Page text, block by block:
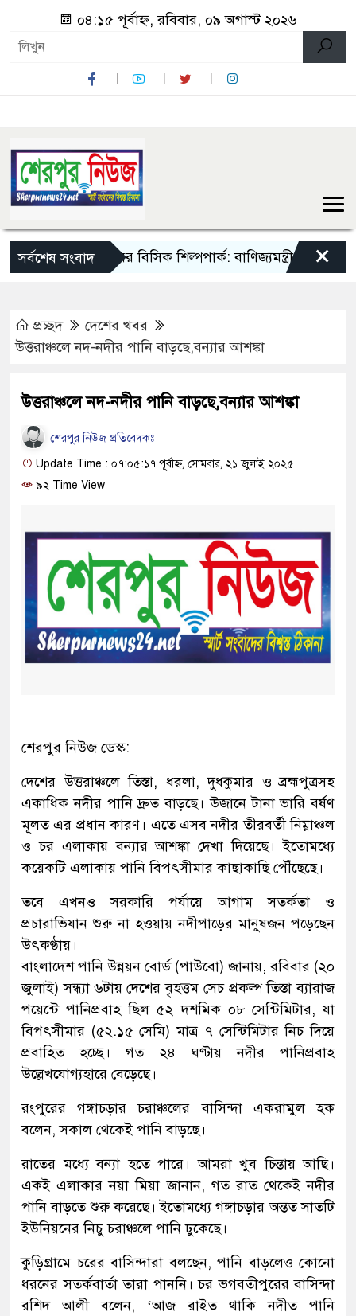
০৪:১৫ পূর্বাহ্ন, রবিবার, ০৯ অগাস্ট ২০২৬
সর্বশেষ সংবাদ
৪০০ একরের বিসিক শিল্পপার্ক: বাণিজ্যমন্ত্রী তিন মন্ত্রী-
×
প্রচ্ছদ
দেশের খবর
উত্তরাঞ্চলে নদ-নদীর পানি বাড়ছে,বন্যার আশঙ্কা
উত্তরাঞ্চলে নদ-নদীর পানি বাড়ছে,বন্যার আশঙ্কা
শেরপুর নিউজ প্রতিবেদকঃ
Update Time : ০৭:০৫:১৭ পূর্বাহ্ন, সোমবার, ২১ জুলাই ২০২৫
৯২ Time View
শেরপুর নিউজ ডেস্ক:
দেশের উত্তরাঞ্চলে তিস্তা, ধরলা, দুধকুমার ও ব্রহ্মপুত্রসহ
একাধিক নদীর পানি দ্রুত বাড়ছে। উজানে টানা ভারি বর্ষণ
মূলত এর প্রধান কারণ। এতে এসব নদীর তীরবর্তী নিম্নাঞ্চল
ও চর এলাকায় বন্যার আশঙ্কা দেখা দিয়েছে। ইতোমধ্যে
কয়েকটি এলাকায় পানি বিপৎসীমার কাছাকাছি পৌঁছেছে।
তবে এখনও সরকারি পর্যায়ে আগাম সতর্কতা ও
প্রচারাভিযান শুরু না হওয়ায় নদীপাড়ের মানুষজন পড়েছেন
উৎকণ্ঠায়।
বাংলাদেশ পানি উন্নয়ন বোর্ড (পাউবো) জানায়, রবিবার (২০
জুলাই) সন্ধ্যা ৬টায় দেশের বৃহত্তম সেচ প্রকল্প তিস্তা ব্যারাজ
পয়েন্টে পানিপ্রবাহ ছিল ৫২ দশমিক ০৮ সেন্টিমিটার, যা
বিপৎসীমার (৫২.১৫ সেমি) মাত্র ৭ সেন্টিমিটার নিচ দিয়ে
প্রবাহিত হচ্ছে। গত ২৪ ঘণ্টায় নদীর পানিপ্রবাহ
উল্লেখযোগ্যহারে বেড়েছে।
রংপুরের গঙ্গাচড়ার চরাঞ্চলের বাসিন্দা একরামুল হক
বলেন, সকাল থেকেই পানি বাড়ছে।
রাতের মধ্যে বন্যা হতে পারে। আমরা খুব চিন্তায় আছি।
একই এলাকার নয়া মিয়া জানান, গত রাত থেকেই নদীর
পানি বাড়তে শুরু করেছে। ইতোমধ্যে গঙ্গাচড়ার অন্তত সাতটি
ইউনিয়নের নিচু চরাঞ্চলে পানি ঢুকেছে।
কুড়িগ্রামে চরের বাসিন্দারা বলছেন, পানি বাড়লেও কোনো
ধরনের সতর্কবার্তা তারা পাননি। চর ভগবতীপুরের বাসিন্দা
রশিদ আলী বলেন, ‘আজ রাইত থাকি নদীত পানি